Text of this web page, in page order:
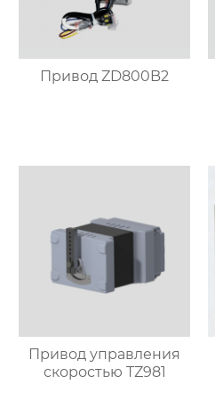
Привод ZD800B2
Привод управления
скоростью TZ981